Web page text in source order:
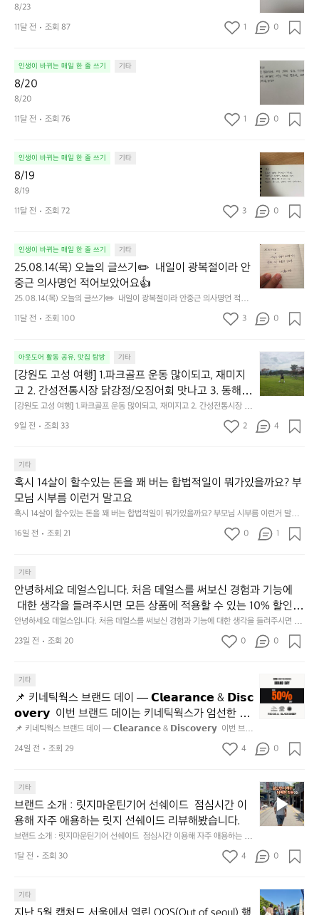
8/23
11달 전 조회 87 1 0
인생이 바뀌는 매일 한 줄 쓰기 기타
8/20
8/20
8/
2
11달 전 조회 76 1 0
인생이 바뀌는 매일 한 줄 쓰기 기타
8/19
8/19
8/
1
9
11달 전 조회 72 3 0
인생이 바뀌는 매일 한 줄 쓰기 기타
25.08.14(목) 오늘의 글쓰기✏️  내일이 광복절이라 안
중근 의사명언 적어보았어요👍
25.08.14(목) 오늘의 글쓰기✏️  내일이 광복절이라 안중근 의사명언 적어
2
5.
0
8.
4
늘
의
글
쓰
✏️
광
절
이
라
의
사
명
언
적
았
어
요
11달 전 조회 100 3 0
아웃도어 활동 공유, 맛집 탐방 기타
[강원도 고성 여행] 1.파크골프 운동 많이되고, 재미지
고 2. 간성전통시장 닭강정/오징어회 맛나고 3. 동해
앞바다 모듬회 기가막히고 4. 모듬곱창 쏘주한잔 혀를
내두르고 5. 썬셋에 취하고 ~
[강원도 고성 여행] 1.파크골프 운동 많이되고, 재미지고 2. 간성전통시장 닭
강정/오징어회 맛나고 3. 동해 앞바다 모듬회 기가막히고 4. 모듬곱창 쏘주
한잔 혀를 내두르고 5. 썬셋에 취하고 ~
[강
원
도
고
여
크
프
운
동
고,
재
미
지
고
통
닭
오
징
어
나
3.
동
9일 전 조회 33 2 4
기타
혹시 14살이 할수있는 돈을 꽤 버는 합법적일이 뭐가있을까요? 부
모님 시부름 이런거 말고요
혹시 14살이 할수있는 돈을 꽤 버는 합법적일이 뭐가있을까요? 부모님 시부름 이런거 말고
16일 전
조회 21 0 1
기타
안녕하세요 데얼스입니다. 처음 데얼스를 써보신 경험과 기능에
대한 생각을 들려주시면 모든 상품에 적용할 수 있는 10% 할인
쿠폰을 드립니다.  1분이면 끝낼 수 있으니 참여하시고 혜택받아
가세요 :)  하기의 링크 클릭 후 작성하시면 됩니다. https://docs.g
oogle.com/forms/d/e/1FAIpQLSfSU5C-euRse0uUKR3Rp1ibf1aC
안녕하세요 데얼스입니다. 처음 데얼스를 써보신 경험과 기능에 대한 생각을 들려주시면 모
든 상품에 적용할 수 있는 10% 할인 쿠폰을 드립니다.  1분이면 끝낼 수 있으니 참여하시고
혜택받아가세요 :)  하기의 링크 클릭 후 작성하시면 됩니다. https://docs.google.com/for
23일 전 조회 20 0 0
기타
📌 키네틱웍스 브랜드 데이 — 𝗖𝗹𝗲𝗮𝗿𝗮𝗻𝗰𝗲 & 𝗗𝗶𝘀𝗰
𝗼𝘃𝗲𝗿𝘆  이번 브랜드 데이는 키네틱웍스가 엄선한 5
개 브랜드를 한 자리에서 만나는 클리어런스 기획전입
니다. - 카페 드 사이클리스트 - 릿지 마운틴 기어 - 써
클 스포츠웨어 - 블랙쉽 - 시티 컨트리 시티  옷장 속
워줄 발견을 지금 시작해 보세요. 👉 최대 ~𝟱𝟬% 𝗦𝗔
𝗟𝗘  지금 바로 홈 화면에서 ‘키네틱웍스 브랜드데이’를
눌러보세요!
📌 키네틱웍스 브랜드 데이 — 𝗖𝗹𝗲𝗮𝗿𝗮𝗻𝗰𝗲 & 𝗗𝗶𝘀𝗰𝗼𝘃𝗲𝗿𝘆  이번 브랜
드 데이는 키네틱웍스가 엄선한 5개 브랜드를 한 자리에서 만나는 클리어런
스 기획전입니다. - 카페 드 사이클리스트 - 릿지 마운틴 기어 - 써클 스포츠
𝗟𝗘  지금 바로 홈 화면에서 ‘키네틱웍스 브랜드데이’를 눌러보세요!
네
스
드
데
이
—
𝗹
𝗮
𝗿
24일 전 조회 29 4 0
기타
브랜드 소개 : 릿지마운틴기어 선쉐이드  점심시간 이
용해 자주 애용하는 릿지 선쉐이드 리뷰해봤습니다.
브랜드 소개 : 릿지마운틴기어 선쉐이드  점심시간 이용해 자주 애용하는 릿
브
랜
드
소
:
마
운
1달 전 조회 30 4 0
기타
지
난